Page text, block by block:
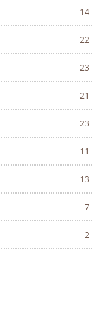
14
22
23
21
23
11
13
7
2